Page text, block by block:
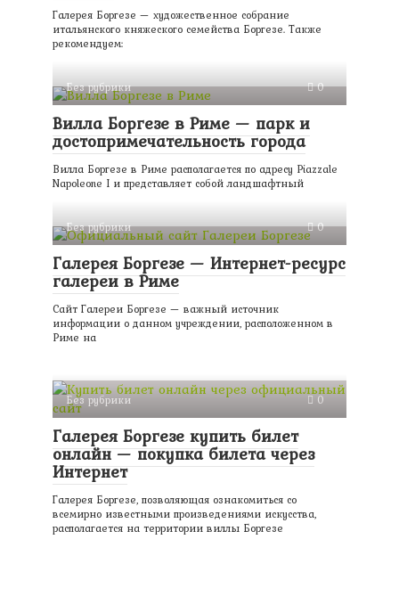
Галерея Боргезе — художественное собрание
итальянского княжеского семейства Боргезе. Также
рекомендуем:
Без рубрики 0
Вилла Боргезе в Риме — парк и
достопримечательность города
Вилла Боргезе в Риме располагается по адресу Piazzale
Napoleone I и представляет собой ландшафтный
Без рубрики 0
Галерея Боргезе — Интернет-ресурс
галереи в Риме
Сайт Галереи Боргезе — важный источник
информации о данном учреждении, расположенном в
Риме на
Без рубрики 0
Галерея Боргезе купить билет
онлайн — покупка билета через
Интернет
Галерея Боргезе, позволяющая ознакомиться со
всемирно известными произведениями искусства,
располагается на территории виллы Боргезе